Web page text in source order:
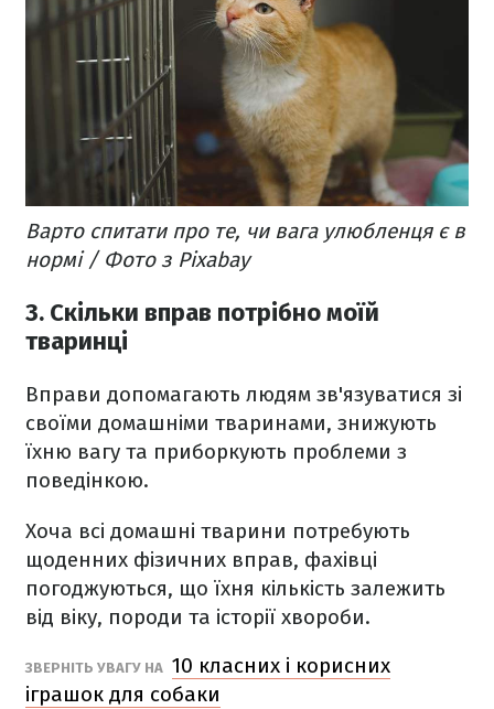
Варто спитати про те, чи вага улюбленця є в
нормі / Фото з Pixabay
3. Скільки вправ потрібно моїй
тваринці
Вправи допомагають людям зв'язуватися зі
своїми домашніми тваринами, знижують
їхню вагу та приборкують проблеми з
поведінкою.
Хоча всі домашні тварини потребують
щоденних фізичних вправ, фахівці
погоджуються, що їхня кількість залежить
від віку, породи та історії хвороби.
ЗВЕРНІТЬ УВАГУ НА 10 класних і корисних
іграшок для собаки